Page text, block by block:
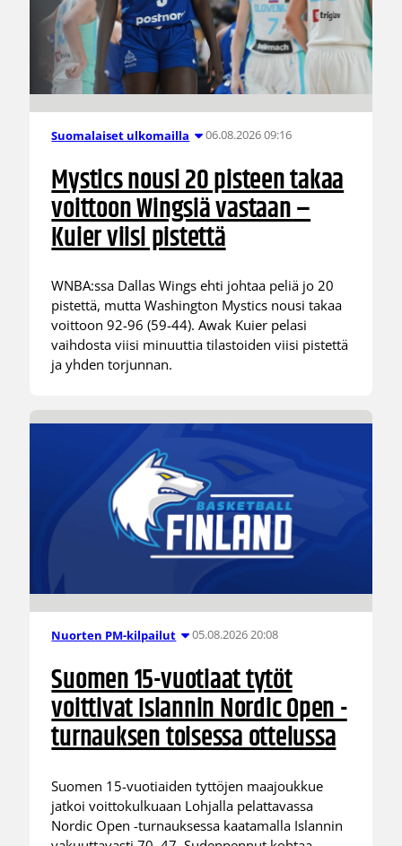
Suomalaiset ulkomailla 06.08.2026 09:16
Mystics nousi 20 pisteen takaa
voittoon Wingsiä vastaan –
Kuier viisi pistettä
WNBA:ssa Dallas Wings ehti johtaa peliä jo 20
pistettä, mutta Washington Mystics nousi takaa
voittoon 92-96 (59-44). Awak Kuier pelasi
vaihdosta viisi minuuttia tilastoiden viisi pistettä
ja yhden torjunnan.
Nuorten PM-kilpailut 05.08.2026 20:08
Suomen 15-vuotiaat tytöt
voittivat Islannin Nordic Open -
turnauksen toisessa ottelussa
Suomen 15-vuotiaiden tyttöjen maajoukkue
jatkoi voittokulkuaan Lohjalla pelattavassa
Nordic Open -turnauksessa kaatamalla Islannin